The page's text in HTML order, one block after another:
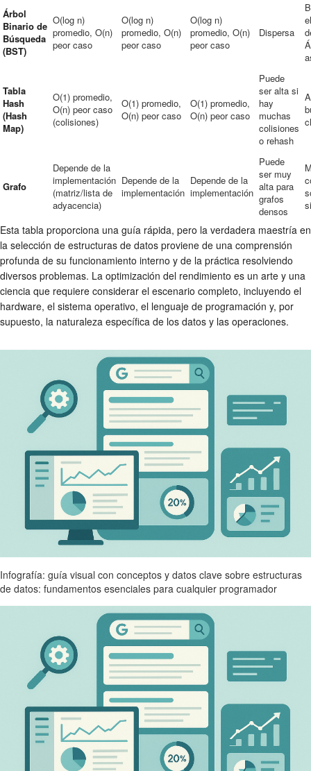
Árbol
Binario de
Búsqueda
(BST)
O(log n)
promedio, O(n)
peor caso
O(log n)
promedio, O(n)
peor caso
O(log n)
promedio, O(n)
peor caso
Dispersa
Tabla
Hash
(Hash
Map)
O(1) promedio,
O(n) peor caso
(colisiones)
O(1) promedio,
O(n) peor caso
O(1) promedio,
O(n) peor caso
Puede
ser alta si
hay
muchas
colisiones
o rehash
Grafo
Depende de la
implementación
(matriz/lista de
adyacencia)
Depende de la
implementación
Depende de la
implementación
Puede
ser muy
alta para
grafos
densos
Esta tabla proporciona una guía rápida, pero la verdadera maestría en
la selección de estructuras de datos proviene de una comprensión
profunda de su funcionamiento interno y de la práctica resolviendo
diversos problemas. La optimización del rendimiento es un arte y una
ciencia que requiere considerar el escenario completo, incluyendo el
hardware, el sistema operativo, el lenguaje de programación y, por
supuesto, la naturaleza específica de los datos y las operaciones.
Infografía: guía visual con conceptos y datos clave sobre estructuras
de datos: fundamentos esenciales para cualquier programador